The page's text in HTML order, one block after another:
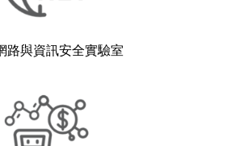
路與資訊安全實驗室